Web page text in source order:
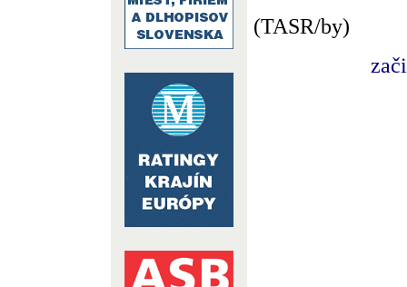
(TASR/by)